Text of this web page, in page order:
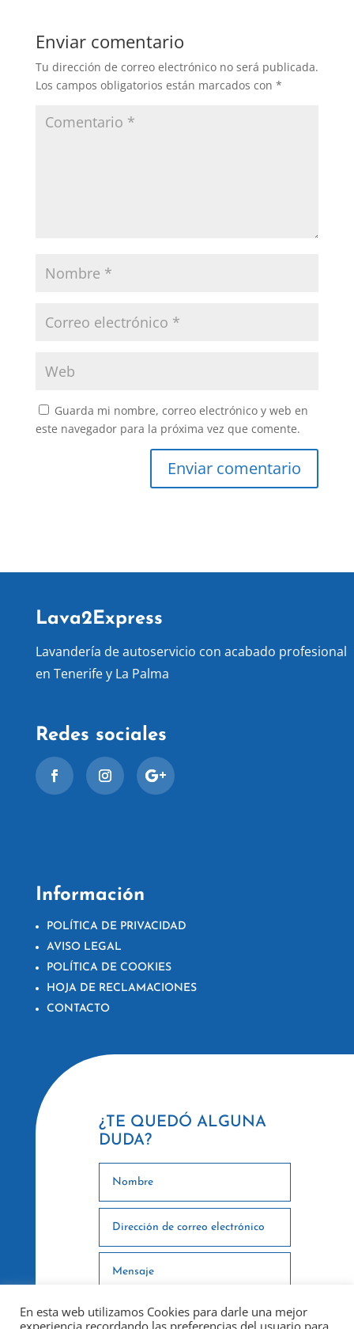
Enviar comentario
Tu dirección de correo electrónico no será publicada.
Los campos obligatorios están marcados con *
Guarda mi nombre, correo electrónico y web en
este navegador para la próxima vez que comente.
Lava2Express
Lavandería de autoservicio con acabado profesional
en Tenerife y La Palma
Redes sociales
Información
POLÍTICA DE PRIVACIDAD
AVISO LEGAL
POLÍTICA DE COOKIES
HOJA DE RECLAMACIONES
CONTACTO
¿TE QUEDÓ ALGUNA
DUDA?
En esta web utilizamos Cookies para darle una mejor
experiencia recordando las preferencias del usuario para